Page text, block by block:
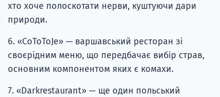
хто хоче полоскотати нерви, куштуючи дари
природи.
6. «CoToToJe» — варшавський ресторан зі
своєрідним меню, що передбачає вибір страв,
основним компонентом яких є комахи.
7. «Darkrestaurant» — ще один польський